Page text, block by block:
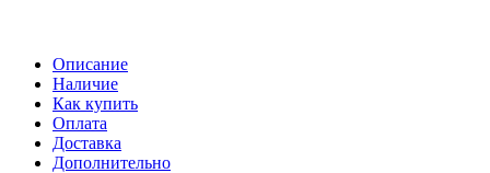
Описание
Наличие
Как купить
Оплата
Доставка
Дополнительно